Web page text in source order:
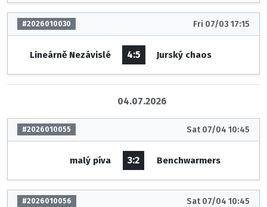
#2026010030 Fri 07/03 17:15
Lineárně Nezávislé 4:5 Jurský chaos
04.07.2026
#2026010055 Sat 07/04 10:45
malý píva 3:2 Benchwarmers
#2026010056 Sat 07/04 10:45